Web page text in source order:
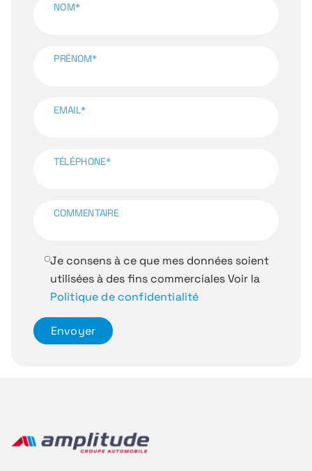
NOM*
PRÉNOM*
EMAIL*
TÉLÉPHONE*
COMMENTAIRE
Je consens à ce que mes données soient
utilisées à des fins commercialesVoir la
Politique de confidentialité
Envoyer